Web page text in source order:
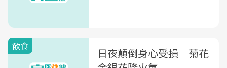
飲食
日夜顛倒身心受損 菊花